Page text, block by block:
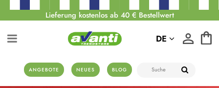
Lieferung kostenlos ab 40 € Bestellwert
ANGEBOTE NEUES BLOG
DE